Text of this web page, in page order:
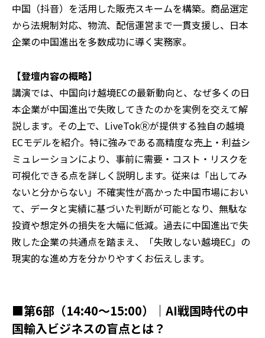
中国（抖音）を活用した販売スキームを構築。商品選定
から法規制対応、物流、配信運営まで一貫支援し、日本
企業の中国進出を多数成功に導く実務家。
【登壇内容の概略】
講演では、中国向け越境ECの最新動向と、なぜ多くの日
本企業が中国進出で失敗してきたのかを実例を交えて解
説します。その上で、LiveTokⓇが提供する独自の越境
ECモデルを紹介。特に強みである高精度な売上・利益シ
ミュレーションにより、事前に需要・コスト・リスクを
可視化できる点を詳しく説明します。従来は「出してみ
ないと分からない」不確実性が高かった中国市場におい
て、データと実績に基づいた判断が可能となり、無駄な
投資や想定外の損失を大幅に低減。過去に中国進出で失
敗した企業の共通点を踏まえ、「失敗しない越境EC」の
現実的な進め方を分かりやすくお伝えします。
■第6部（14:40～15:00）｜AI戦国時代の中
国輸入ビジネスの盲点とは？